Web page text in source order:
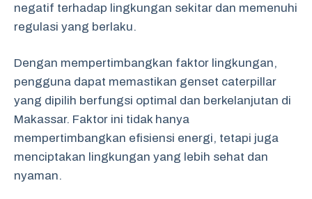
negatif terhadap lingkungan sekitar dan memenuhi
regulasi yang berlaku.
Dengan mempertimbangkan faktor lingkungan,
pengguna dapat memastikan genset caterpillar
yang dipilih berfungsi optimal dan berkelanjutan di
Makassar. Faktor ini tidak hanya
mempertimbangkan efisiensi energi, tetapi juga
menciptakan lingkungan yang lebih sehat dan
nyaman.